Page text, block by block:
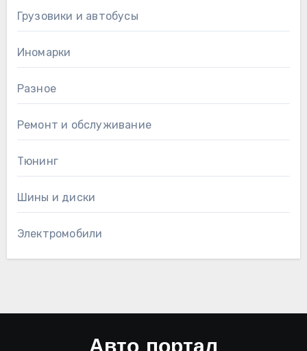
Грузовики и автобусы
Иномарки
Разное
Ремонт и обслуживание
Тюнинг
Шины и диски
Электромобили